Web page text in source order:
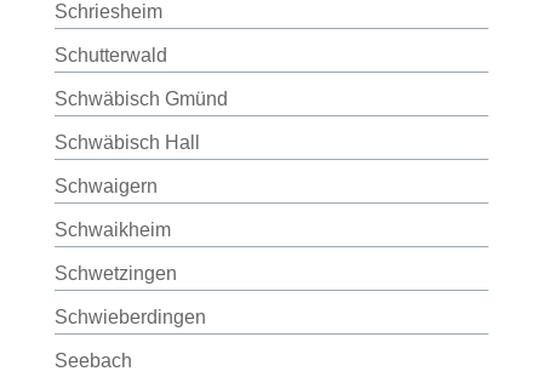
Schriesheim
Schutterwald
Schwäbisch Gmünd
Schwäbisch Hall
Schwaigern
Schwaikheim
Schwetzingen
Schwieberdingen
Seebach